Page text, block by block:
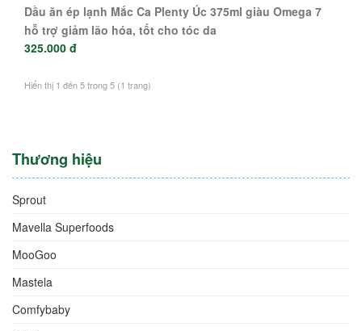
Dầu ăn ép lạnh Mắc Ca Plenty Úc 375ml giàu Omega 7
hỗ trợ giảm lão hóa, tốt cho tóc da
325.000 đ
Hiển thị 1 đến 5 trong 5 (1 trang)
Thương hiệu
Sprout
Mavella Superfoods
MooGoo
Mastela
Comfybaby